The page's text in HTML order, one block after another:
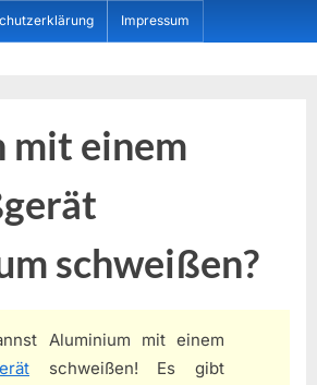
Impressum
mit einem
schweißen?
Aluminium mit einem
schweißen! Es gibt